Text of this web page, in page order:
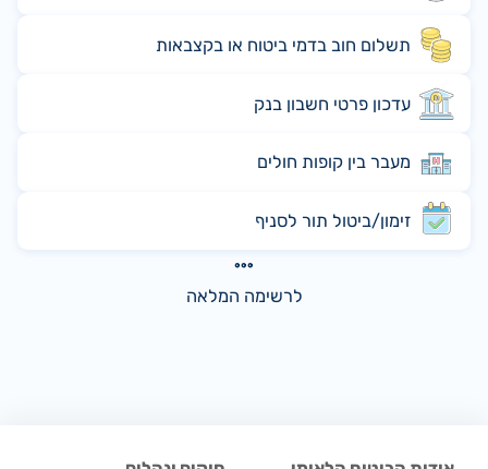
תשלום חוב בדמי ביטוח או בקצבאות
עדכון פרטי חשבון בנק
מעבר בין קופות חולים
זימון/ביטול תור לסניף
לרשימה המלאה